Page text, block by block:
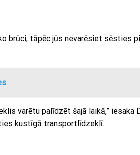
brūci, tāpēc jūs nevarēsiet sēsties
varētu palīdzēt šajā laikā,” iesaka
kustīgā transportlīdzeklī.